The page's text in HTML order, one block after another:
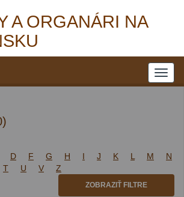
A ORGANÁRI NA
D F G H I J K L M
N
T U V Z
ZOBRAZIŤ FILTRE